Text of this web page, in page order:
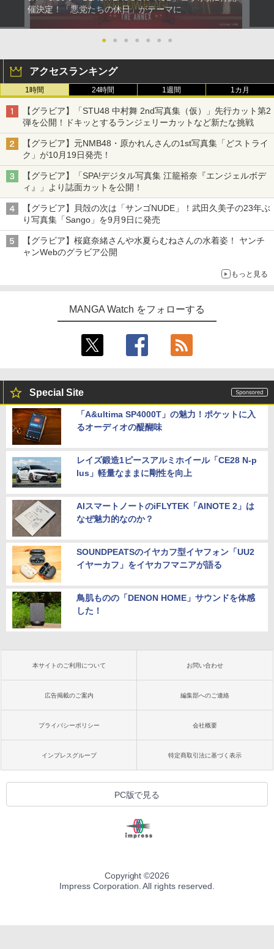
催決定！「悪党たちの休日」がテーマに
● ● ● ● ● ● ●
アクセスランキング
1時間 24時間 1週間 1カ月
【グラビア】「STU48 中村舞 2nd写真集（仮）」先行カット第2
弾を公開！ドキッとするランジェリーカットなど新たな挑戦
【グラビア】元NMB48・原かれんさんの1st写真集「どストライ
ク」が10月19日発売！
【グラビア】「SPA!デジタル写真集 江籠裕奈『エンジェルボデ
ィ』」より誌面カットを公開！
【グラビア】貝殻の次は「サンゴNUDE」！武田久美子の23年ぶ
り写真集「Sango」を9月9日に発売
【グラビア】桜庭奈緒さんや水夏らむねさんの水着姿！ ヤンチ
ャンWebのグラビア公開
もっと見る
MANGA Watch をフォローする
Special Site
「A&ultima SP4000T」の魅力！ポケットに入
るオーディオの醍醐味
レイズ鍛造1ピースアルミホイール「CE28 N-p
lus」軽量なままに剛性を向上
AIスマートノートのiFLYTEK「AINOTE 2」は
なぜ魅力的なのか？
SOUNDPEATSのイヤカフ型イヤフォン「UU2
イヤーカフ」をイヤカフマニアが語る
鳥肌ものの「DENON HOME」サウンドを体感
した！
本サイトのご利用について お問い合わせ
広告掲載のご案内 編集部へのご連絡
プライバシーポリシー 会社概要
インプレスグループ 特定商取引法に基づく表示
PC版で見る
Copyright ©2026
Impress Corporation. All rights reserved.